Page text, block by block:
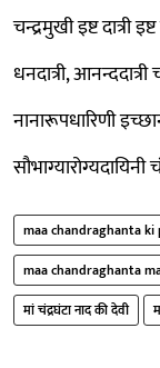
चन्द्रमुखी इष्ट दात्री
धनदात्री,
नानारूपधारिणी
maa chandraghanta
maa chandraghanta
मां चंद्रघंटा नाद की देवी